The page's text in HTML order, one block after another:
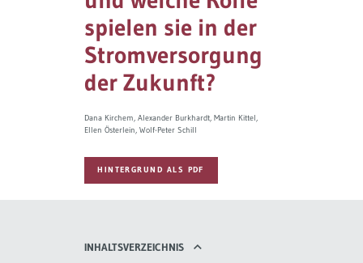
spielen sie in der
Stromversorgung
der Zukunft?
Dana Kirchem Alexander Burkhardt Martin Kittel
Ellen Österlein Wolf-Peter Schill
HINTERGRUND ALS PDF
INHALTSVERZEICHNIS
Europa & Green Deal
Themen Übersicht
Soziales Nachhaltigkeitsbarometer